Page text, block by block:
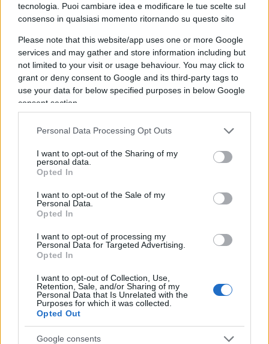
tecnologia. Puoi cambiare idea e modificare le tue scelte sul
consenso in qualsiasi momento ritornando su questo sito
Please note that this website/app uses one or more Google
services and may gather and store information including but
not limited to your visit or usage behaviour. You may click to
grant or deny consent to Google and its third-party tags to
use your data for below specified purposes in below Google
consent section.
Personal Data Processing Opt Outs
I want to opt-out of the Sharing of my
personal data.
Opted In
I want to opt-out of the Sale of my
Personal Data.
Opted In
I want to opt-out of processing my
Personal Data for Targeted Advertising.
Opted In
I want to opt-out of Collection, Use,
Retention, Sale, and/or Sharing of my
Personal Data that Is Unrelated with the
Purposes for which it was collected.
Opted Out
Google consents
“corto circuito” e di una scelta che “mina la
credibilità del Pd, rischiando di isolarlo”. Più
laconico il senatore Filippo Sensi: “Non sarò
presente”. Chiara anche la posizione della
deputata Lia Quartapelle: “È cruciale che l’Italia
partecipi alle decisioni europee sulla difesa per
orientarle. Non sarò in piazza con chi si chiama
senatore Alessandro Alfieri: “Noi sosteniamo una
difesa comune europea, ma questo richiede
investimenti e riforme profonde”.
Un’ulteriore lezione alla Schlein è arrivata dalla
senatrice
ministro Crosetto ci andrò. Era programmato da
tempo ed era già stato rimandato. Ritengo sia
come membri dell’Assemblea parlamentare della
Nato. E anche stare ad ascoltare quello che avrà
da dirci il ministro” le parole dell’esponente
riformista al Foglio. Non sarà dunque alla